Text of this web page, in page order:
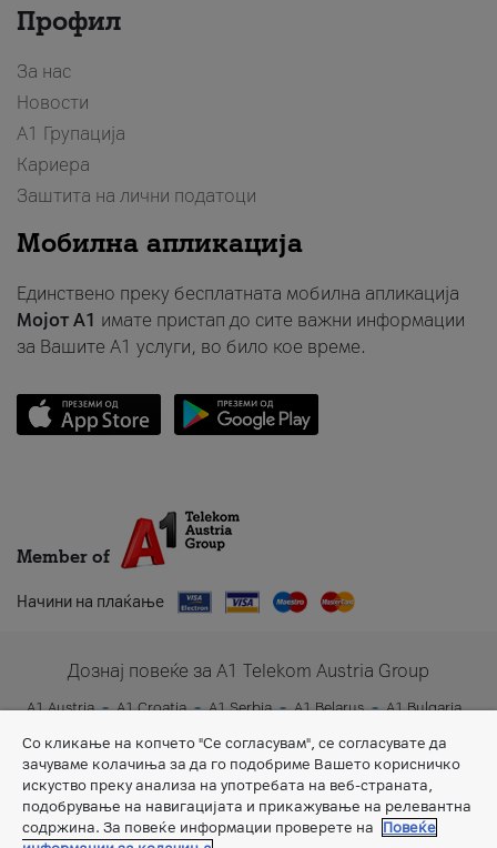
Профил
За нас
Новости
А1 Групација
Кариера
Заштита на лични податоци
Мобилна апликација
Единствено преку бесплатната мобилна апликација
Мојот A1 имате пристап до сите важни информации
за Вашите A1 услуги, во било кое време.
Member of
Начини на плаќање
Дознај повеќе за A1 Telekom Austria Group
A1 Austria A1 Croatia A1 Serbia A1 Belarus
A1 Bulgaria
Со кликање на копчето "Се согласувам", се согласувате да
зачуваме колачиња за да го подобриме Вашето корисничко
искуство преку анализа на употребата на веб-страната,
подобрување на навигацијата и прикажување на релевантна
содржина. За повеќе информации проверете на
Повеќе